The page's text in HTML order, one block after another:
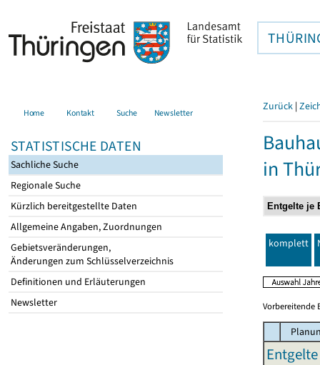
Home Kontakt Suche Newsletter
STATISTISCHE DATEN
Sachliche Suche
Regionale Suche
Kürzlich bereitgestellte Daten
Allgemeine Angaben, Zuordnungen
Gebietsveränderungen,
Änderungen zum Schlüsselverzeichnis
Definitionen und Erläuterungen
Newsletter
Zurück |
in
komplett
Vorbereitende